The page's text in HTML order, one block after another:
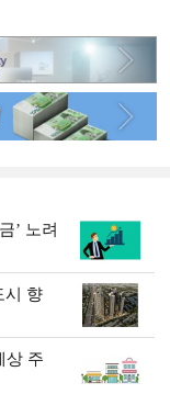
’ 노려
시 향
상 주